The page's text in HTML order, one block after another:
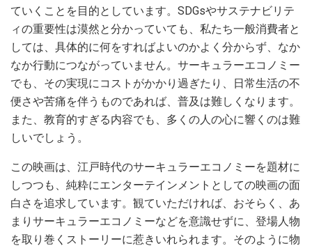
ていくことを目的としています。SDGsやサステナビリテ
ィの重要性は漠然と分かっていても、私たち一般消費者と
しては、具体的に何をすればよいのかよく分からず、なか
なか行動につながっていません。サーキュラーエコノミー
でも、その実現にコストがかかり過ぎたり、日常生活の不
便さや苦痛を伴うものであれば、普及は難しくなります。
また、教育的すぎる内容でも、多くの人の心に響くのは難
しいでしょう。
この映画は、江戸時代のサーキュラーエコノミーを題材に
しつつも、純粋にエンターテインメントとしての映画の面
白さを追求しています。観ていただければ、おそらく、あ
まりサーキュラーエコノミーなどを意識せずに、登場人物
を取り巻くストーリーに惹きいれられます。そのように物